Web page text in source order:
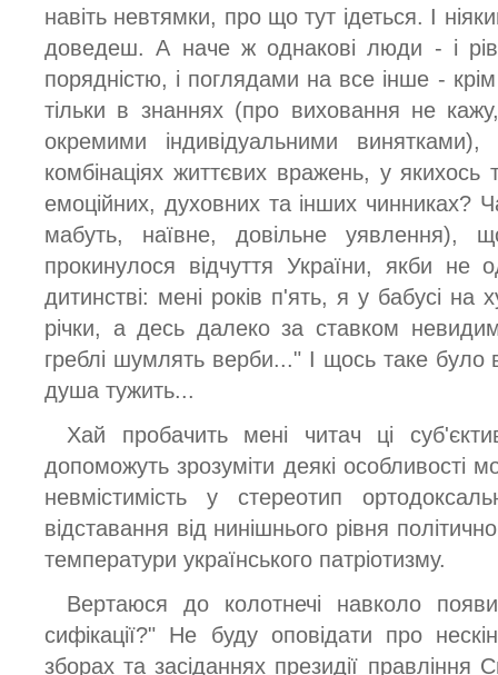
навіть невтямки, про що тут ідеться. І
доведеш. А наче ж однакові люди - і
порядністю, і поглядами на все інше -
тільки в знаннях (про виховання не
окремими індивідуальними
комбінаціях життєвих вражень, у
емоційних, духовних та інших чинниках?
мабуть, наївне, довільне
прокинулося відчуття України, якби не
дитинстві: мені років п'ять, я у бабусі на
річки, а десь далеко за ставком
греблі шумлять верби..." І щось таке було
душа тужить...
Хай пробачить мені читач ці
допоможуть зрозуміти деякі особливості
невмістимість у стереотип
відставання від нинішнього рівня
температури українського патріотизму.
Вертаюся до колотнечі навколо
сифікації?" Не буду оповідати про
зборах та засіданнях президії правління